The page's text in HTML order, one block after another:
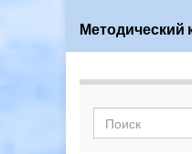
Методический